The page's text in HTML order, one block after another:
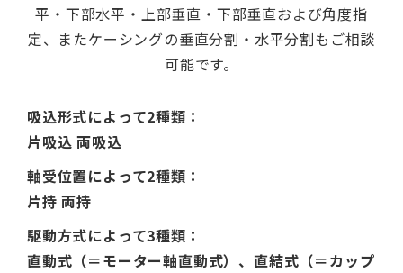
平・下部水平・上部垂直・下部垂直および角度指
定、 またケーシングの垂直分割・水平分割もご相談
可能です。
吸込形式によって2種類：
片吸込 両吸込
軸受位置によって2種類：
片持 両持
駆動方式によって3種類：
直動式（＝モーター軸直動式）、直結式（＝カップ